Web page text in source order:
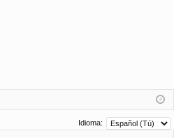
Idioma: